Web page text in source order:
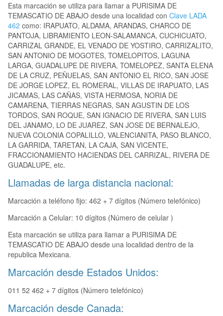
Esta marcación se utiliza para llamar a PURISIMA DE
TEMASCATIO DE ABAJO desde una localidad con Clave LADA
462 como: IRAPUATO, ALDAMA, ARANDAS, CHARCO DE
PANTOJA, LIBRAMIENTO LEON-SALAMANCA, CUCHICUATO,
CARRIZAL GRANDE, EL VENADO DE YOSTIRO, CARRIZALITO,
SAN ANTONIO DE MOGOTES, TOMELOPITOS, LAGUNA
LARGA, GUADALUPE DE RIVERA, TOMELOPEZ, SANTA ELENA
DE LA CRUZ, PEÑUELAS, SAN ANTONIO EL RICO, SAN JOSE
DE JORGE LOPEZ, EL ROMERAL, VILLAS DE IRAPUATO, LAS
JICAMAS, LAS CAÑAS, VISTA HERMOSA, NORIA DE
CAMARENA, TIERRAS NEGRAS, SAN AGUSTIN DE LOS
TORDOS, SAN ROQUE, SAN IGNACIO DE RIVERA, SAN LUIS
DEL JANAMO, LO DE JUAREZ, SAN JOSE DE BERNALEJO,
NUEVA COLONIA COPALILLO, VALENCIANITA, PASO BLANCO,
LA GARRIDA, TARETAN, LA CAJA, SAN VICENTE,
FRACCIONAMIENTO HACIENDAS DEL CARRIZAL, RIVERA DE
GUADALUPE, etc.
Llamadas de larga distancia nacional:
Marcación a teléfono fijo: 462 + 7 dígitos (Número telefónico)
Marcación a Celular: 10 dígitos (Número de celular )
Esta marcación se utiliza para llamar a PURISIMA DE
TEMASCATIO DE ABAJO desde una localidad dentro de la
republica Mexicana.
Marcación desde Estados Unidos:
011 52 462 + 7 dígitos (Número telefónico)
Marcación desde Canada: